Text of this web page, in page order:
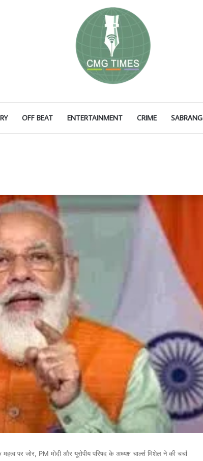
OFF BEAT ENTERTAINMENT CRIME SABRANG
पर जोर, PM मोदी और यूरोपीय परिषद के अध्यक्ष चार्ल्स मिशेल ने की चर्चा